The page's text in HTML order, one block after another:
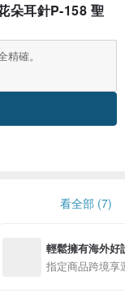
朵耳針P-158 聖
確。
看全部 (7)
輕鬆擁有海外好
指定商品跨境享